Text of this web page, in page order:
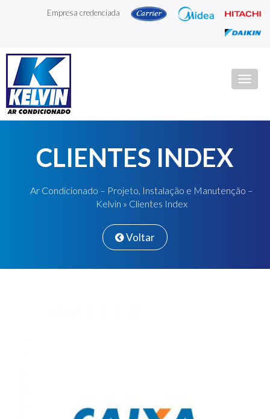
Empresa credenciada
CLIENTES INDEX
Ar Condicionado – Projeto, Instalação e Manutenção –
Kelvin » Clientes Index
Voltar